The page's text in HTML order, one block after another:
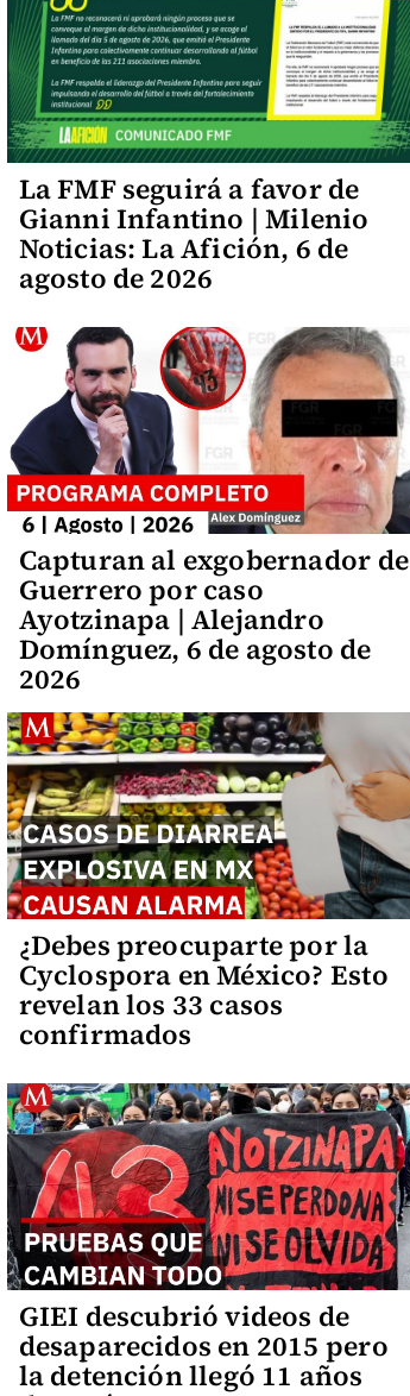
La FMF seguirá a favor de
Gianni Infantino | Milenio
Noticias: La Afición, 6 de
agosto de 2026
Capturan al exgobernador de
Guerrero por caso
Ayotzinapa | Alejandro
Domínguez, 6 de agosto de
2026
¿Debes preocuparte por la
Cyclospora en México? Esto
revelan los 33 casos
confirmados
GIEI descubrió videos de
desaparecidos en 2015 pero
la detención llegó 11 años